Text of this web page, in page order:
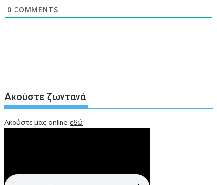
0 COMMENTS
Ακούστε ζωντανά
Ακούστε μας onlineεδώ